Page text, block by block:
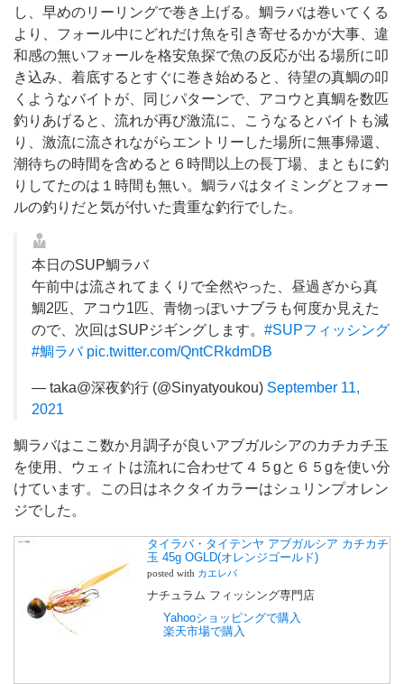
し、早めのリーリングで巻き上げる。鯛ラバは巻いてくる
より、フォール中にどれだけ魚を引き寄せるかが大事、違
和感の無いフォールを格安魚探で魚の反応が出る場所に叩
き込み、着底するとすぐに巻き始めると、待望の真鯛の叩
くようなバイトが、同じパターンで、アコウと真鯛を数匹
釣りあげると、流れが再び激流に、こうなるとバイトも減
り、激流に流されながらエントリーした場所に無事帰還、
潮待ちの時間を含めると６時間以上の長丁場、まともに釣
りしてたのは１時間も無い。鯛ラバはタイミングとフォー
ルの釣りだと気が付いた貴重な釣行でした。
本日のSUP鯛ラバ
午前中は流されてまくりで全然やった、昼過ぎから真
鯛2匹、アコウ1匹、青物っぽいナブラも何度か見えた
ので、次回はSUPジギングします。 #SUPフィッシング
#鯛ラバ pic.twitter.com/QntCRkdmDB
— taka@深夜釣行 (@Sinyatyoukou) September 11,
2021
鯛ラバはここ数か月調子が良いアブガルシアのカチカチ玉
を使用、ウェィトは流れに合わせて４５gと６５gを使い分
けています。この日はネクタイカラーはシュリンプオレン
ジでした。
タイラバ・タイテンヤ アブガルシア カチカチ
玉 45g OGLD(オレンジゴールド)
posted with カエレバ
ナチュラム フィッシング専門店
Yahooショッピングで購入
楽天市場で購入